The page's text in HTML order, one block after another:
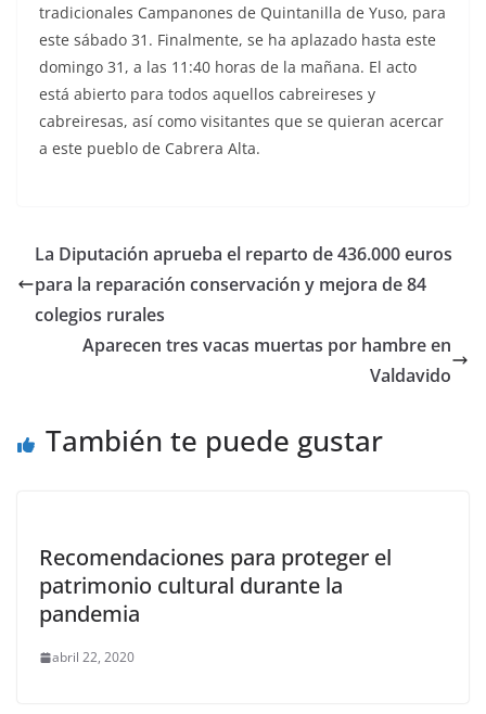
tradicionales Campanones de Quintanilla de Yuso, para
este sábado 31. Finalmente, se ha aplazado hasta este
domingo 31, a las 11:40 horas de la mañana. El acto
está abierto para todos aquellos cabreireses y
cabreiresas, así como visitantes que se quieran acercar
a este pueblo de Cabrera Alta.
La Diputación aprueba el reparto de 436.000 euros
para la reparación conservación y mejora de 84
colegios rurales
Aparecen tres vacas muertas por hambre en
Valdavido
También te puede gustar
Recomendaciones para proteger el
patrimonio cultural durante la
pandemia
abril 22, 2020